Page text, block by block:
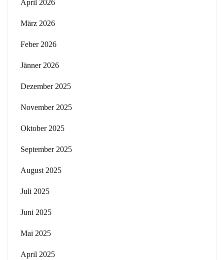
April 2026
März 2026
Feber 2026
Jänner 2026
Dezember 2025
November 2025
Oktober 2025
September 2025
August 2025
Juli 2025
Juni 2025
Mai 2025
April 2025